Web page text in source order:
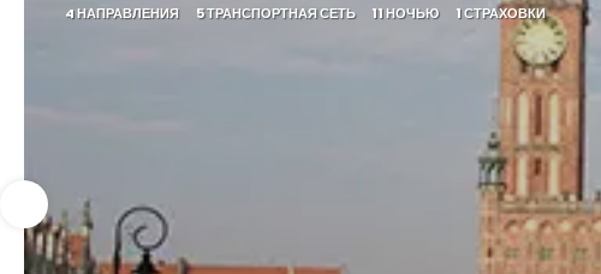
4 НАПРАВЛЕНИЯ 5 ТРАНСПОРТНАЯ СЕТЬ 11 НОЧЬЮ 1 СТРАХОВКИ